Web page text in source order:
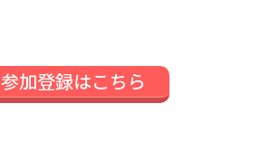
参加登録はこちら